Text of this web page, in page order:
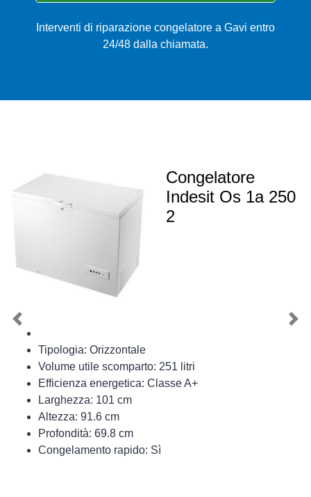
Interventi di riparazione congelatore a Gavi entro
24/48 dalla chiamata.
Congelatore
Indesit Os 1a 250
2
Tipologia: Orizzontale
Volume utile scomparto: 251 litri
Efficienza energetica: Classe A+
Larghezza: 101 cm
Altezza: 91.6 cm
Profondità: 69.8 cm
Congelamento rapido: Sì
Previous